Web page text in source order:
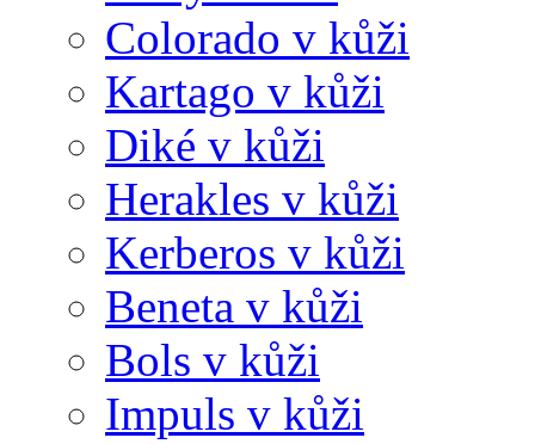
Colorado v kůži
Kartago v kůži
Diké v kůži
Herakles v kůži
Kerberos v kůži
Beneta v kůži
Bols v kůži
Impuls v kůži